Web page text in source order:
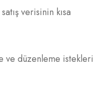
verisinin kısa
ve düzenleme istekleri